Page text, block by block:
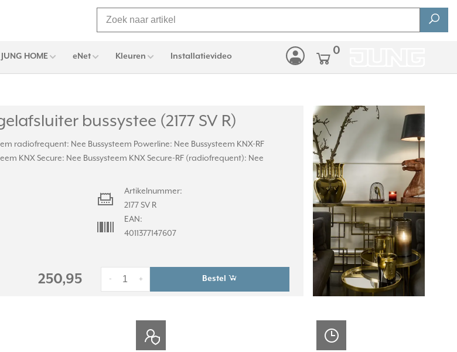
JUNG HOME eNet Kleuren Installatievideo 0
bussystee (2177 SV R)
radiofrequent: Nee Bussysteem Powerline: Nee Bussysteem KNX-RF
KNX Secure: Nee Bussysteem KNX Secure-RF (radiofrequent): Nee
Artikelnummer:
2177 SV R
EAN:
4011377147607
250,95 +
- Bestel